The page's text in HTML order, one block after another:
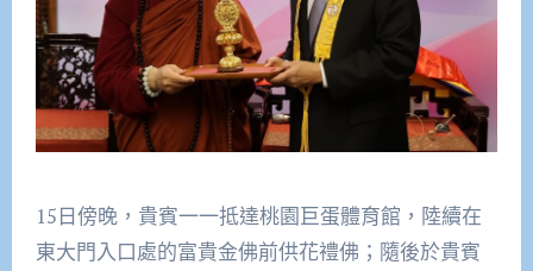
15日傍晚，貴賓一一抵達桃園巨蛋體育館，陸續在
東大門入口處的富貴金佛前供花禮佛；隨後於貴賓